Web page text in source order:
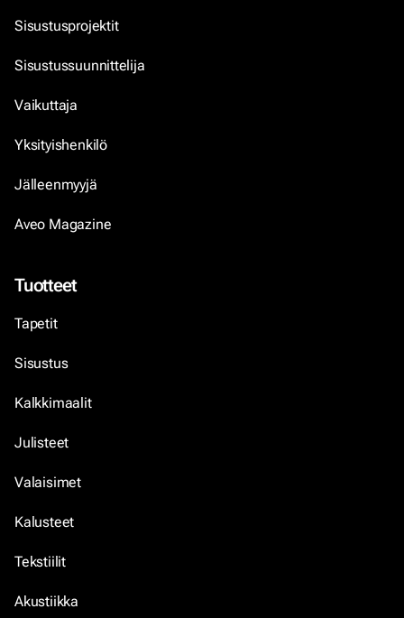
Sisustusprojektit
Sisustussuunnittelija
Vaikuttaja
Yksityishenkilö
Jälleenmyyjä
Aveo Magazine
Tuotteet
Tapetit
Sisustus
Kalkkimaalit
Julisteet
Valaisimet
Kalusteet
Tekstiilit
Akustiikka